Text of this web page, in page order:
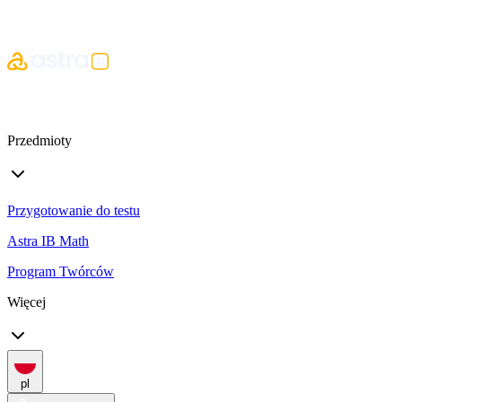
Przedmioty
Przygotowanie do testu
Astra IB Math
Program Twórców
Więcej
pl